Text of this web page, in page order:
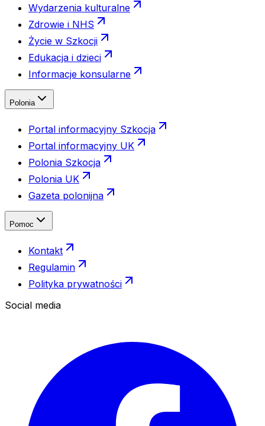
Wydarzenia kulturalne
Zdrowie i NHS
Życie w Szkocji
Edukacja i dzieci
Informacje konsularne
Polonia
Portal informacyjny Szkocja
Portal informacyjny UK
Polonia Szkocja
Polonia UK
Gazeta polonijna
Pomoc
Kontakt
Regulamin
Polityka prywatności
Social media